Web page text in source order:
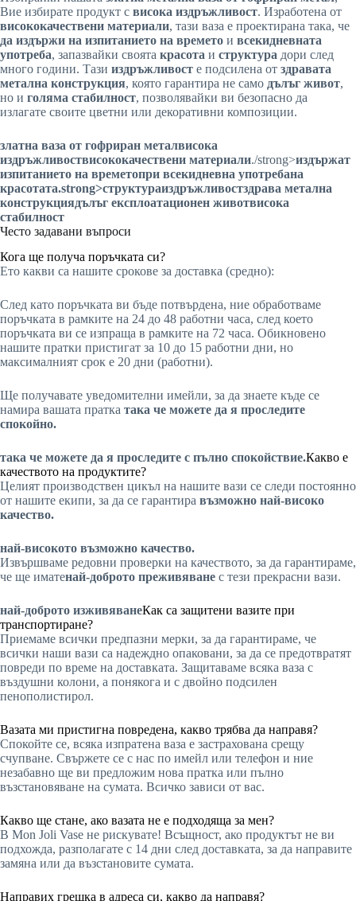
Вие избирате продукт с висока издръжливост. Изработена от
висококачествени материали, тази ваза е проектирана така, че
да издържи на изпитанието на времето и всекидневната
употреба, запазвайки своята красота и структура дори след
много години. Тази издръжливост е подсилена от здравата
метална конструкция, която гарантира не само дълъг живот,
но и голяма стабилност, позволявайки ви безопасно да
излагате своите цветни или декоративни композиции.
златна ваза от гофриран металвисока
издръжливоствисококачествени материали./strong>издържат
изпитанието на времетопри всекидневна употребана
красотата.strong>структураиздръжливостздрава метална
конструкциядълъг експлоатационен животвисока
стабилност
Често задавани въпроси
Кога ще получа поръчката си?
Ето какви са нашите срокове за доставка (средно):
След като поръчката ви бъде потвърдена, ние обработваме
поръчката в рамките на 24 до 48 работни часа, след което
поръчката ви се изпраща в рамките на 72 часа. Обикновено
нашите пратки пристигат за 10 до 15 работни дни, но
максималният срок е 20 дни (работни).
Ще получавате уведомителни имейли, за да знаете къде се
намира вашата пратка така че можете да я проследите
спокойно.
така че можете да я проследите с пълно спокойствие.Какво е
качеството на продуктите?
Целият производствен цикъл на нашите вази се следи постоянно
от нашите екипи, за да се гарантира възможно най-високо
качество.
най-високото възможно качество.
Извършваме редовни проверки на качеството, за да гарантираме,
че ще иматенай-доброто преживяване с тези прекрасни вази.
най-доброто изживяванеКак са защитени вазите при
транспортиране?
Приемаме всички предпазни мерки, за да гарантираме, че
всички наши вази са надеждно опаковани, за да се предотвратят
повреди по време на доставката. Защитаваме всяка ваза с
въздушни колони, а понякога и с двойно подсилен
пенополистирол.
Вазата ми пристигна повредена, какво трябва да направя?
Спокойте се, всяка изпратена ваза е застрахована срещу
счупване. Свържете се с нас по имейл или телефон и ние
незабавно ще ви предложим нова пратка или пълно
възстановяване на сумата. Всичко зависи от вас.
Какво ще стане, ако вазата не е подходяща за мен?
В Mon Joli Vase не рискувате! Всъщност, ако продуктът не ви
подхожда, разполагате с 14 дни след доставката, за да направите
замяна или да възстановите сумата.
Направих грешка в адреса си, какво да направя?